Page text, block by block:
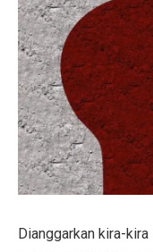
Dianggarkan kira-